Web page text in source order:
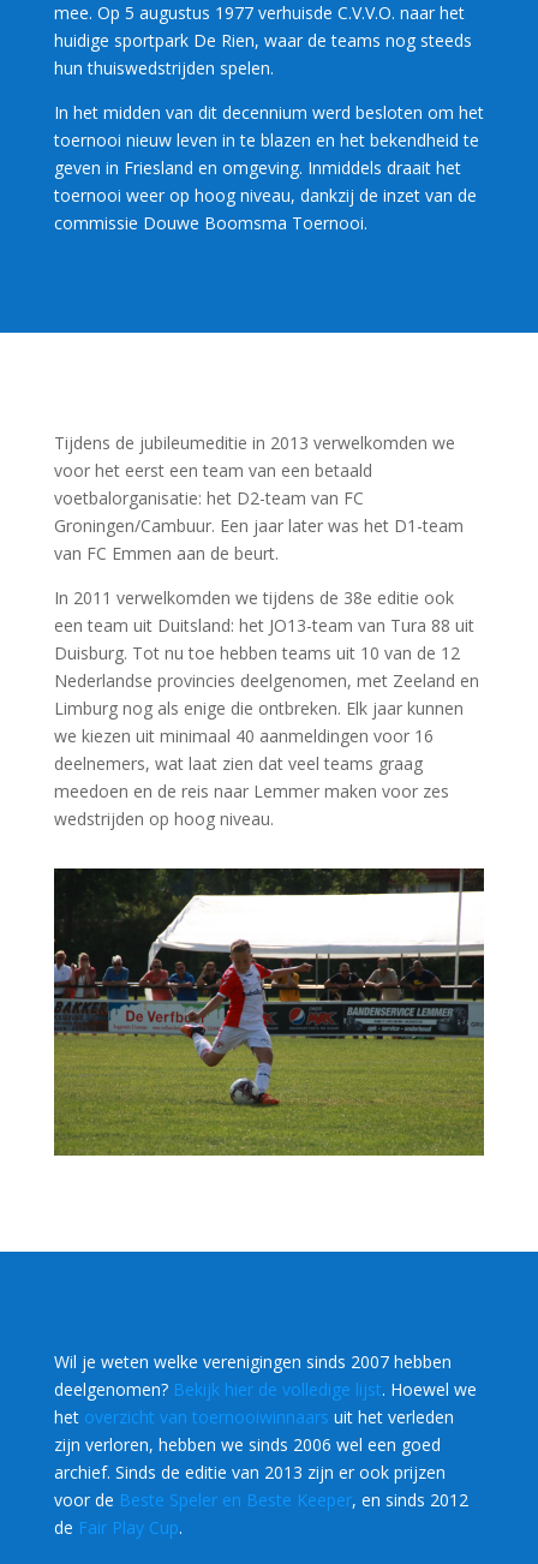
mee. Op 5 augustus 1977 verhuisde C.V.V.O. naar het
huidige sportpark De Rien, waar de teams nog steeds
hun thuiswedstrijden spelen.
In het midden van dit decennium werd besloten om het
toernooi nieuw leven in te blazen en het bekendheid te
geven in Friesland en omgeving. Inmiddels draait het
toernooi weer op hoog niveau, dankzij de inzet van de
commissie Douwe Boomsma Toernooi.
Tijdens de jubileumeditie in 2013 verwelkomden we
voor het eerst een team van een betaald
voetbalorganisatie: het D2-team van FC
Groningen/Cambuur. Een jaar later was het D1-team
van FC Emmen aan de beurt.
In 2011 verwelkomden we tijdens de 38e editie ook
een team uit Duitsland: het JO13-team van Tura 88 uit
Duisburg. Tot nu toe hebben teams uit 10 van de 12
Nederlandse provincies deelgenomen, met Zeeland en
Limburg nog als enige die ontbreken. Elk jaar kunnen
we kiezen uit minimaal 40 aanmeldingen voor 16
deelnemers, wat laat zien dat veel teams graag
meedoen en de reis naar Lemmer maken voor zes
wedstrijden op hoog niveau.
Wil je weten welke verenigingen sinds 2007 hebben
deelgenomen? Bekijk hier de volledige lijst. Hoewel we
het overzicht van toernooiwinnaars uit het verleden
zijn verloren, hebben we sinds 2006 wel een goed
archief. Sinds de editie van 2013 zijn er ook prijzen
voor de Beste Speler en Beste Keeper, en sinds 2012
de Fair Play Cup.